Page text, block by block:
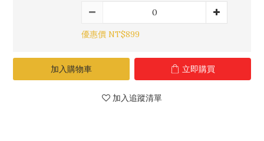
優惠價 NT$899
加入購物車 立即購買
加入追蹤清單